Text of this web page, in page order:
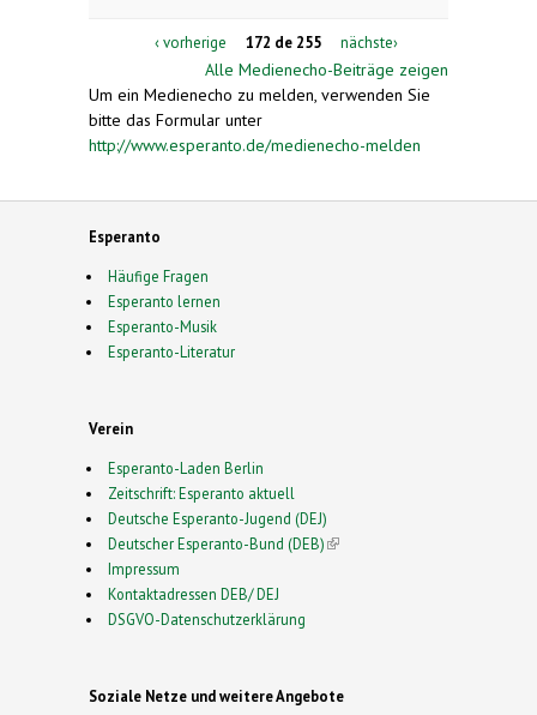
‹ vorherige 172 de 255 nächste›
Alle Medienecho-Beiträge zeigen
Um ein Medienecho zu melden, verwenden Sie
bitte das Formular unter
http://www.esperanto.de/medienecho-melden
Esperanto
Häufige Fragen
Esperanto lernen
Esperanto-Musik
Esperanto-Literatur
Verein
Esperanto-Laden Berlin
Zeitschrift: Esperanto aktuell
Deutsche Esperanto-Jugend (DEJ)
Deutscher Esperanto-Bund (DEB)(link is external)
Impressum
Kontaktadressen DEB/ DEJ
DSGVO-Datenschutzerklärung
Soziale Netze und weitere Angebote